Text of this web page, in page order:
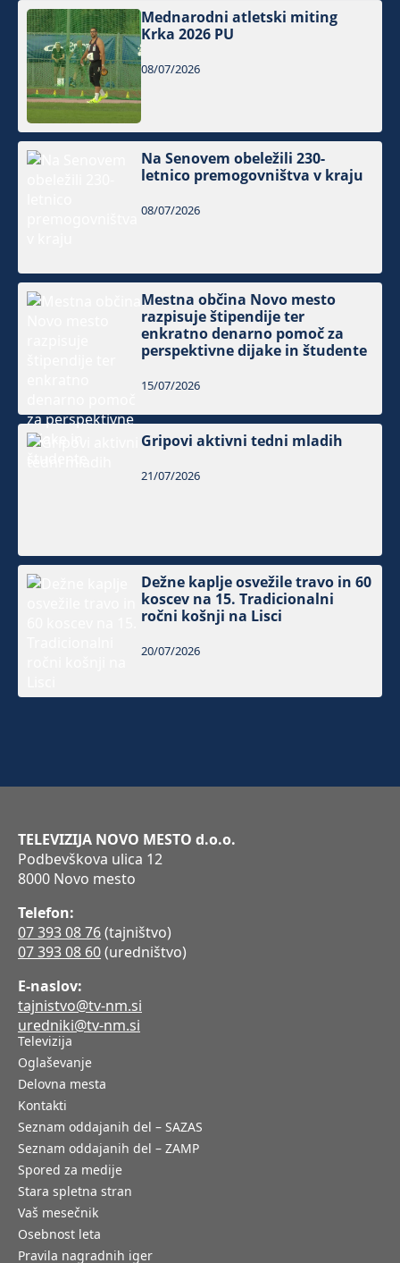
Mednarodni atletski miting
Krka 2026 PU
08/07/2026
Na Senovem obeležili 230-
letnico premogovništva v kraju
08/07/2026
Mestna občina Novo mesto
razpisuje štipendije ter
enkratno denarno pomoč za
perspektivne dijake in študente
15/07/2026
Gripovi aktivni tedni mladih
21/07/2026
Dežne kaplje osvežile travo in 60
koscev na 15. Tradicionalni
ročni košnji na Lisci
20/07/2026
TELEVIZIJA NOVO MESTO d.o.o.
Podbevškova ulica 12
8000 Novo mesto
Telefon:
07 393 08 76(tajništvo)
07 393 08 60(uredništvo)
E-naslov:
tajnistvo@tv-nm.si
uredniki@tv-nm.si
Televizija
Oglaševanje
Delovna mesta
Kontakti
Seznam oddajanih del – SAZAS
Seznam oddajanih del – ZAMP
Spored za medije
Stara spletna stran
Vaš mesečnik
Osebnost leta
Pravila nagradnih iger